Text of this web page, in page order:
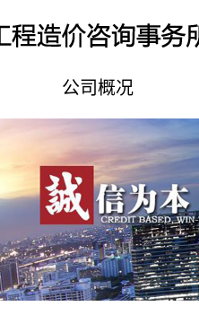
公司概况
资质荣誉
组织架构
企业文化